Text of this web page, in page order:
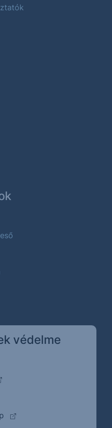
védelme
oldalra ugrik)
ugrik)
(külső oldalra ugrik)